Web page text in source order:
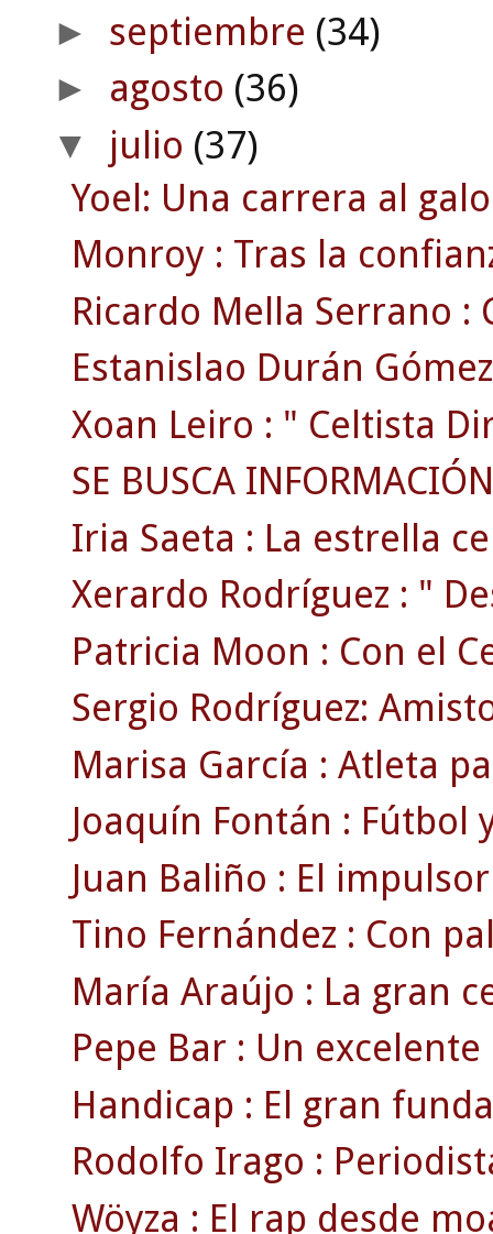
► septiembre (34)
► agosto (36)
▼ julio (37)
Yoel: Una carrera al
Monroy : Tras la
Ricardo Mella Serrano :
Estanislao Durán
Xoan Leiro : " Celtista
SE BUSCA
Iria Saeta : La estrella
Xerardo Rodríguez : "
Patricia Moon : Con el
Sergio Rodríguez:
Marisa García : Atleta
Joaquín Fontán : Fútbol
Juan Baliño : El
Tino Fernández : Con
María Araújo : La gran
Pepe Bar : Un
Handicap : El gran
Rodolfo Irago :
Wöyza : El rap desde